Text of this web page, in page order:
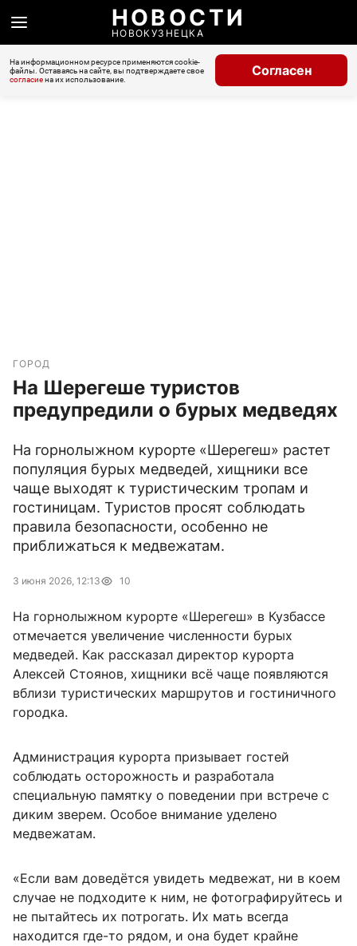
НОВОСТИ
НОВОКУЗНЕЦКА
На информационном ресурсе применяются cookie-
файлы. Оставаясь на сайте, вы подтверждаете свое
согласиена их использование.
Согласен
ГОРОД
На Шерегеше туристов
предупредили о бурых медведях
На горнолыжном курорте «Шерегеш» растет
популяция бурых медведей, хищники все
чаще выходят к туристическим тропам и
гостиницам. Туристов просят соблюдать
правила безопасности, особенно не
приближаться к медвежатам.
3 июня 2026, 12:13 10
На горнолыжном курорте «Шерегеш» в Кузбассе
отмечается увеличение численности бурых
медведей. Как рассказал директор курорта
Алексей Стоянов, хищники всё чаще появляются
вблизи туристических маршрутов и гостиничного
городка.
Администрация курорта призывает гостей
соблюдать осторожность и разработала
специальную памятку о поведении при встрече с
диким зверем. Особое внимание уделено
медвежатам.
«Если вам доведётся увидеть медвежат, ни в коем
случае не подходите к ним, не фотографируйтесь и
не пытайтесь их потрогать. Их мать всегда
находится где-то рядом, и она будет крайне